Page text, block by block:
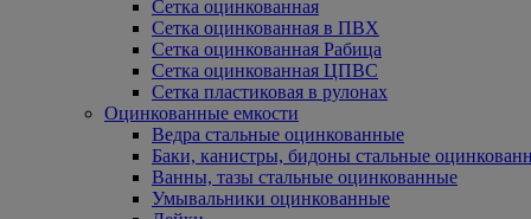
Сетка оцинкованная
Сетка оцинкованная в ПВХ
Сетка оцинкованная Рабица
Сетка оцинкованная ЦПВС
Сетка пластиковая в рулонах
Оцинкованные емкости
Ведра стальные оцинкованные
Баки, канистры, бидоны стальные
Ванны, тазы стальные оцинкованные
Умывальники оцинкованные